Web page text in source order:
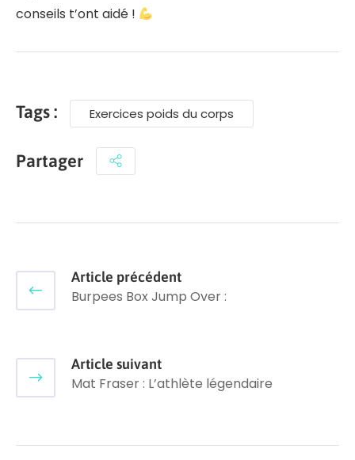
conseils t’ont aidé !
Tags : Exercices poids du corps
Partager
Article précédent
Burpees Box Jump Over :
Article suivant
Mat Fraser : L’athlète légendaire